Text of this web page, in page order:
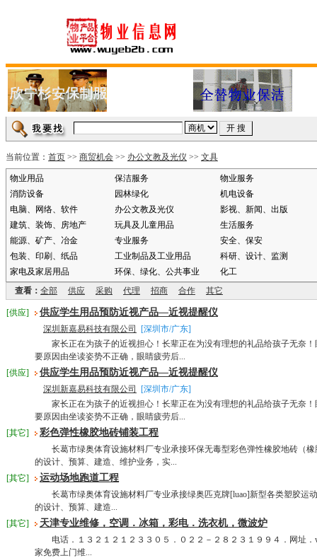
当前位置： 首页 >> 商贸机会 >> 办公文教及光仪 >> 文具
物业用品 保洁服务
物业服务
消防设备
园林绿化
机电设备
电脑、网络、软件
办公文教及光仪
影视、新闻、出版
建筑、装饰、房地产
玩具及儿童用品
生活服务
能源、矿产、冶金
专业服务
安全、保安
包装、印刷、纸品
工业制品及工业用品
科研、设计、监测
家电及家居用品
环保、绿化、公共事业
化工
查看： 全部 供应 采购 代理 招商 合作 其它
[供应] 供应学生用品预防近视产品—近视提醒仪
深圳新嘉易科技有限公司
[深圳市/广东]
家长正在为孩子的近视担心！长辈正在为没有理想的礼品给孩子无奈！
要原因由坐读姿势不正确，眼睛疲劳后...
[供应]
供应学生用品预防近视产品—近视提醒仪
深圳新嘉易科技有限公司
[深圳市/广东]
家长正在为孩子的近视担心！长辈正在为没有理想的礼品给孩子无奈！
要原因由坐读姿势不正确，眼睛疲劳后...
[其它]
彩色弹性橡胶地砖铺装工程
长葛市绿奥体育设施材料厂专业承接环保无毒型彩色弹性橡胶地砖（橡
的设计、预算、建造、维护业务，实...
[其它]
运动场地跑道工程
长葛市绿奥体育设施材料厂专业承接绿奥匹克牌[luao]新型各类塑胶运动
的设计、预算、建造...
[其它]
天津专业维修，空调．冰箱，彩电．洗衣机，微波炉
电话．１３２１２１２３３０５．０２２－２８２３１９９４．网址．
家免费上门维...